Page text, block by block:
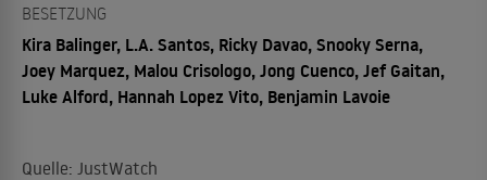
BESETZUNG
Kira Balinger, L.A. Santos, Ricky Davao, Snooky Serna,
Joey Marquez, Malou Crisologo, Jong Cuenco, Jef Gaitan,
Luke Alford, Hannah Lopez Vito, Benjamin Lavoie
Quelle: JustWatch